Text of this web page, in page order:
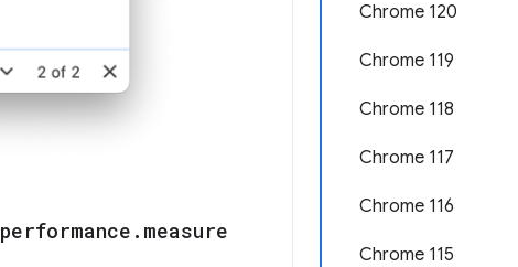
Chrome 120
Chrome 119
Chrome 118
Chrome 117
Chrome 116
Chrome 115
performance . measure